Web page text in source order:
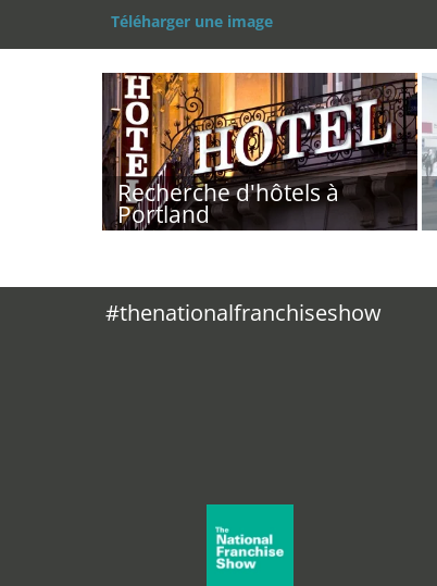
Téléharger une image
Recherche d'hôtels à
Portland
#thenationalfranchiseshow